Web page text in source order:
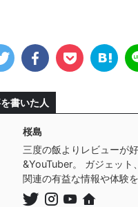
書いた人
桜島
三度の飯よりレビューが
&YouTuber。 ガジェット
関連の有益な情報や体験